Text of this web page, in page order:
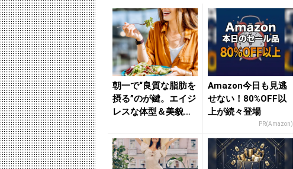
朝一で“良質な脂肪を
摂る”のが鍵。エイジ
レスな体型＆美貌を
ット...
Amazon今日も見逃
せない！80%OFF以
上が続々登場
PR(Amazon)